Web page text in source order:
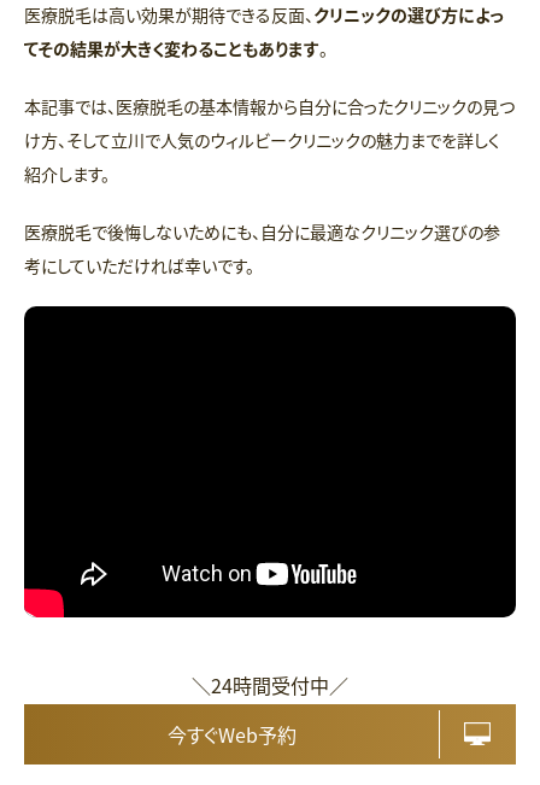
医療脱毛は高い効果が期待できる反面、クリニックの選び方によっ
てその結果が大きく変わることもあります。
本記事では、医療脱毛の基本情報から自分に合ったクリニックの見つ
け方、そして立川で人気のウィルビークリニックの魅力までを詳しく
紹介します。
医療脱毛で後悔しないためにも、自分に最適なクリニック選びの参
考にしていただければ幸いです。
＼24時間受付中／
今すぐWeb予約